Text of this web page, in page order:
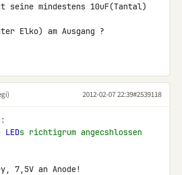
seine mindestens 10uF(Tantal)
Elko) am Ausgang ?
2012-02-07 22:39#2539118
LEDs richtigrum angecshlossen
7,5V an Anode!